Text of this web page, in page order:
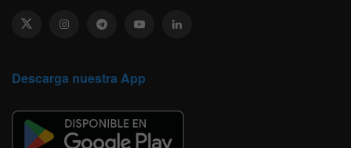
Descarga nuestra App